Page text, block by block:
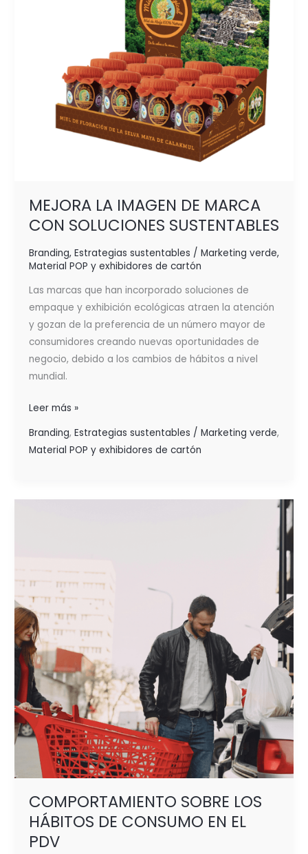
MEJORA LA IMAGEN DE MARCA
CON SOLUCIONES SUSTENTABLES
Branding, Estrategias sustentables / Marketing verde,
Material POP y exhibidores de cartón
Las marcas que han incorporado soluciones de
empaque y exhibición ecológicas atraen la atención
y gozan de la preferencia de un número mayor de
consumidores creando nuevas oportunidades de
negocio, debido a los cambios de hábitos a nivel
mundial.
Leer más »
Branding, Estrategias sustentables / Marketing verde,
Material POP y exhibidores de cartón
COMPORTAMIENTO SOBRE LOS
HÁBITOS DE CONSUMO EN EL
PDV
CONSUMO
EN
EL
PDV